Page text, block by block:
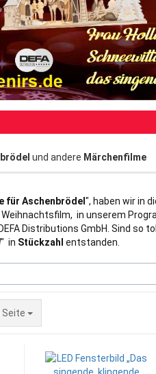
und andere Märchenfilme
für Aschenbrödel ", haben wir in
in unserem
Distributions GmbH. Sind so
" in Stückzahl entstanden.
Seite